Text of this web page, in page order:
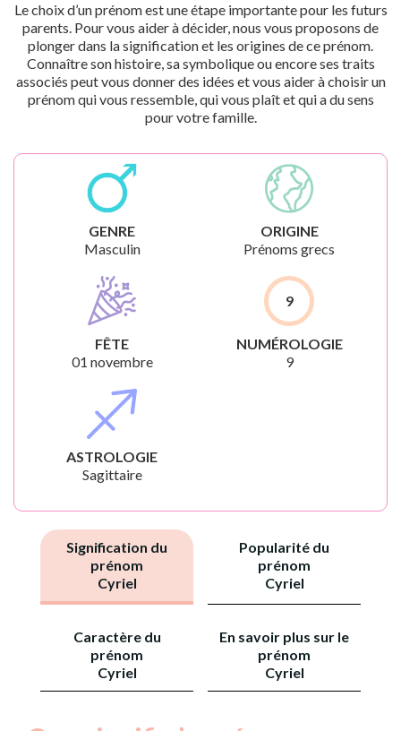
Le choix d’un prénom est une étape importante pour les futurs
parents. Pour vous aider à décider, nous vous proposons de
plonger dans la signification et les origines de ce prénom.
Connaître son histoire, sa symbolique ou encore ses traits
associés peut vous donner des idées et vous aider à choisir un
prénom qui vous ressemble, qui vous plaît et qui a du sens
pour votre famille.
GENRE
Masculin
ORIGINE
Prénoms grecs
FÊTE
01 novembre
9
NUMÉROLOGIE
9
ASTROLOGIE
Sagittaire
Signification du
prénom
Cyriel
Popularité du
prénom
Cyriel
Caractère du
prénom
Cyriel
En savoir plus sur le
prénom
Cyriel